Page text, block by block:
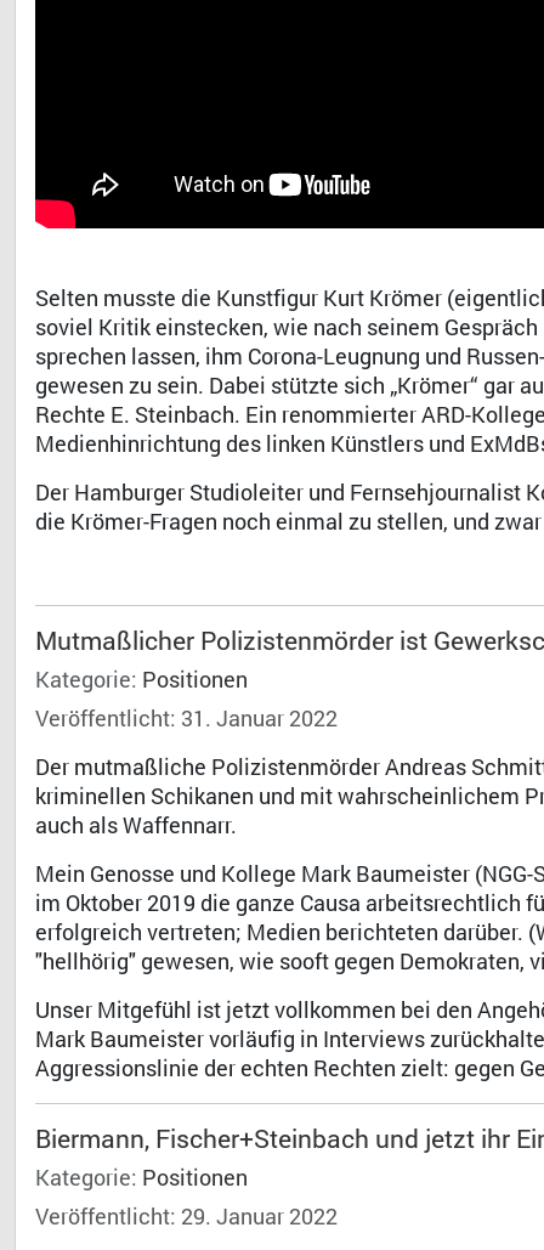
Selten musste die Kunstfigur Kurt Krömer
soviel Kritik einstecken, wie nach seinem
sprechen lassen, ihm Corona-Leugnung und
gewesen zu sein. Dabei stützte sich „Krömer“ gar
Rechte E. Steinbach. Ein renommierter ARD-
Medienhinrichtung des linken Künstlers und
Der Hamburger Studioleiter und Fernsehjournalist
die Krömer-Fragen noch einmal zu stellen, und
Mutmaßlicher Polizistenmörder ist
Kategorie: Positionen
Veröffentlicht: 31. Januar 2022
Der mutmaßliche Polizistenmörder Andreas
kriminellen Schikanen und mit wahrscheinlichem
auch als Waffennarr.
Mein Genosse und Kollege Mark Baumeister
im Oktober 2019 die ganze Causa arbeitsrechtlich
erfolgreich vertreten; Medien berichteten darüber.
"hellhörig" gewesen, wie sooft gegen Demokraten,
Unser Mitgefühl ist jetzt vollkommen bei den
Mark Baumeister vorläufig in Interviews
Aggressionslinie der echten Rechten zielt: gegen
Biermann, Fischer+Steinbach und jetzt ihr
Kategorie: Positionen
Veröffentlicht: 29. Januar 2022